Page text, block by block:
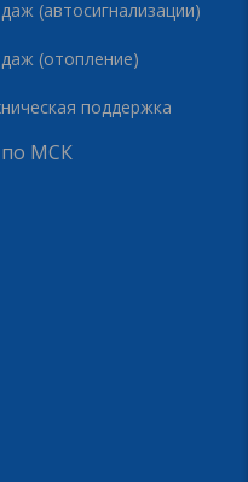
(автосигнализации)
(отопление)
поддержка
по МСК